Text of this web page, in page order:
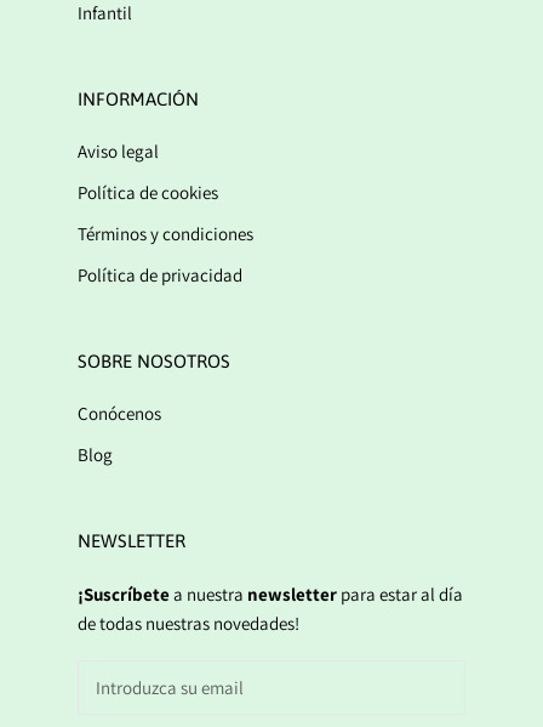
Infantil
INFORMACIÓN
Aviso legal
Política de cookies
Términos y condiciones
Política de privacidad
SOBRE NOSOTROS
Conócenos
Blog
NEWSLETTER
¡Suscríbetea nuestra newsletter para estar al día
de todas nuestras novedades!